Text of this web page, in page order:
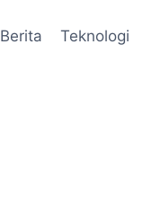
Berita Teknologi